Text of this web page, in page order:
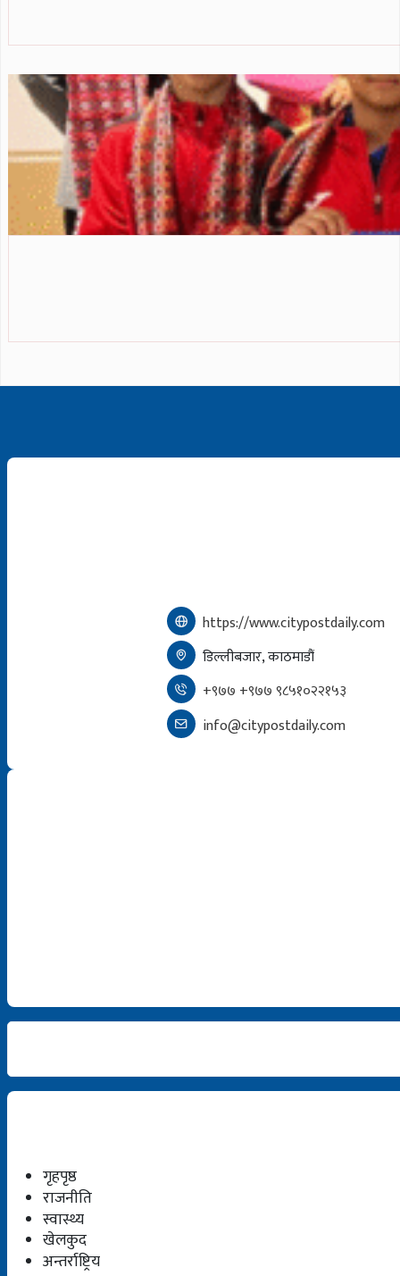
https://www.citypostdaily.com
डिल्लीबजार, काठमाडौं
+९७७ +९७७ ९८५१०२२१५३
info@citypostdaily.com
गृहपृष्ठ
राजनीति
स्वास्थ्य
खेलकुद
अन्तर्राष्ट्रिय